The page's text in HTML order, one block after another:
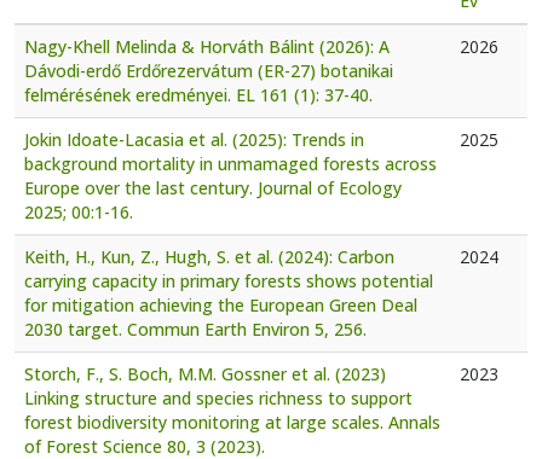
Nagy-Khell Melinda & Horváth Bálint (2026): A
Dávodi-erdő Erdőrezervátum (ER-27) botanikai
felmérésének eredményei. EL 161 (1): 37-40.
2026
Jokin Idoate-Lacasia et al. (2025): Trends in
background mortality in unmamaged forests across
Europe over the last century. Journal of Ecology
2025; 00:1-16.
2025
Keith, H., Kun, Z., Hugh, S. et al. (2024): Carbon
carrying capacity in primary forests shows potential
for mitigation achieving the European Green Deal
2030 target. Commun Earth Environ 5, 256.
2024
Storch, F., S. Boch, M.M. Gossner et al. (2023)
Linking structure and species richness to support
forest biodiversity monitoring at large scales. Annals
of Forest Science 80, 3 (2023).
2023